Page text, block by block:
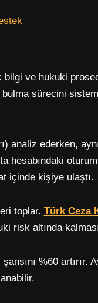
bilgi ve hukuki
sürecini
analiz ederken,
hesabındaki
içinde kişiye ulaştı.
toplar. Türk Ceza
risk altında
%60 artırır.